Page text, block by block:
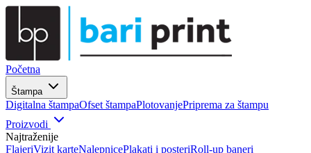
Početna
Štampa
Digitalna štampaOfset štampaPlotovanjePriprema za štampu
Proizvodi
Najtraženije
FlajeriVizit karteNalepnicePlakati i posteriRoll-up baneri